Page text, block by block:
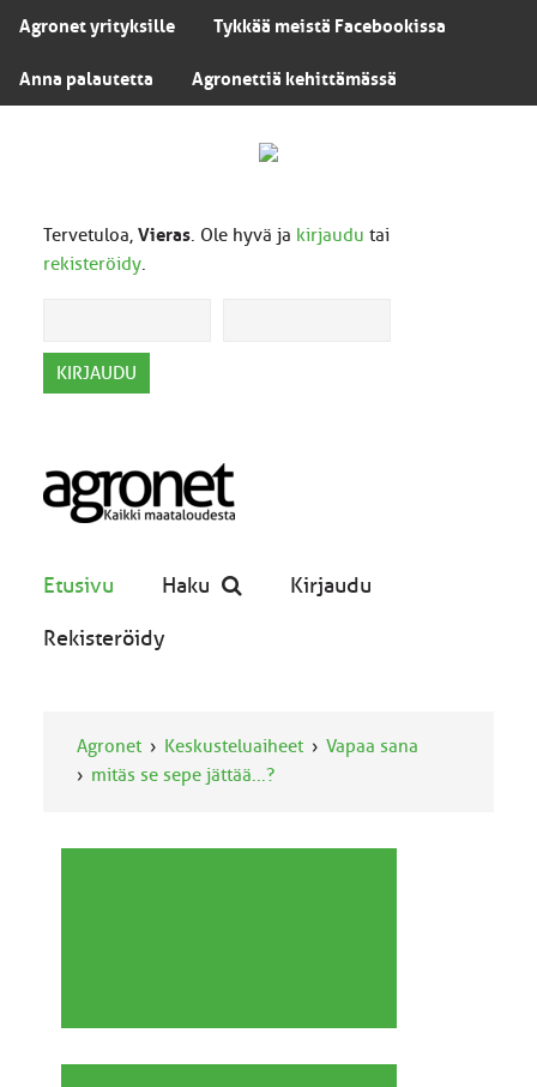
Agronet yrityksille Tykkää meistä Facebookissa
Anna palautetta Agronettiä kehittämässä
Tervetuloa, Vieras. Ole hyvä ja kirjaudu tai
rekisteröidy.
Etusivu Haku Kirjaudu
Rekisteröidy
Agronet Keskusteluaiheet
Vapaa sana
mitäs se sepe jättää...?